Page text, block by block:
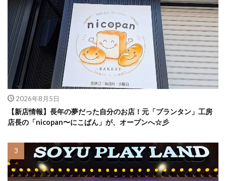
2026年8月5日
【新店情報】長年の夢だった自分のお店！元「プランタン」工房
店長の「nicopan〜にこぱん」が、オープンへ☆彡